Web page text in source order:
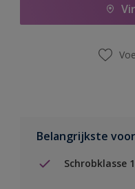
Belangrijkste
Schrobklasse